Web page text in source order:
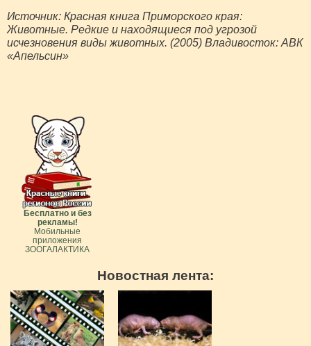
Источник: Красная книга Приморского края:
Животные. Редкие и находящиеся под угрозой
исчезновения виды животных. (2005) Владивосток: АВК
«Апельсин»
Бесплатно и без
рекламы!
Мобильные
приложения
ЗООГАЛАКТИКА
Новостная лента: